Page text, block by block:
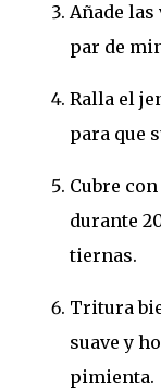
Añade
par de
Ralla el
para que
Cubre
durante
tiernas.
Tritura
suave y
pimienta.